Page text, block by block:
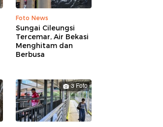
Foto News
Sungai Cileungsi
Tercemar, Air Bekasi
Menghitam dan
Berbusa
3 Foto